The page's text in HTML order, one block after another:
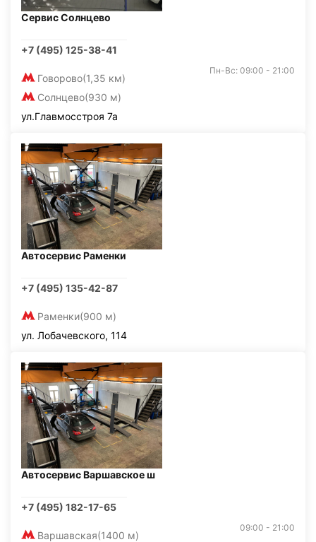
Сервис Солнцево
+7 (495) 125-38-41
Говорово(1,35 км)
Солнцево(930 м)
Пн-Вс: 09:00 - 21:00
ул.Главмосстроя 7а
Автосервис Раменки
+7 (495) 135-42-87
Раменки(900 м)
ул. Лобачевского, 114
Автосервис Варшавское ш
+7 (495) 182-17-65
Варшавская(1400 м)
09:00 - 21:00